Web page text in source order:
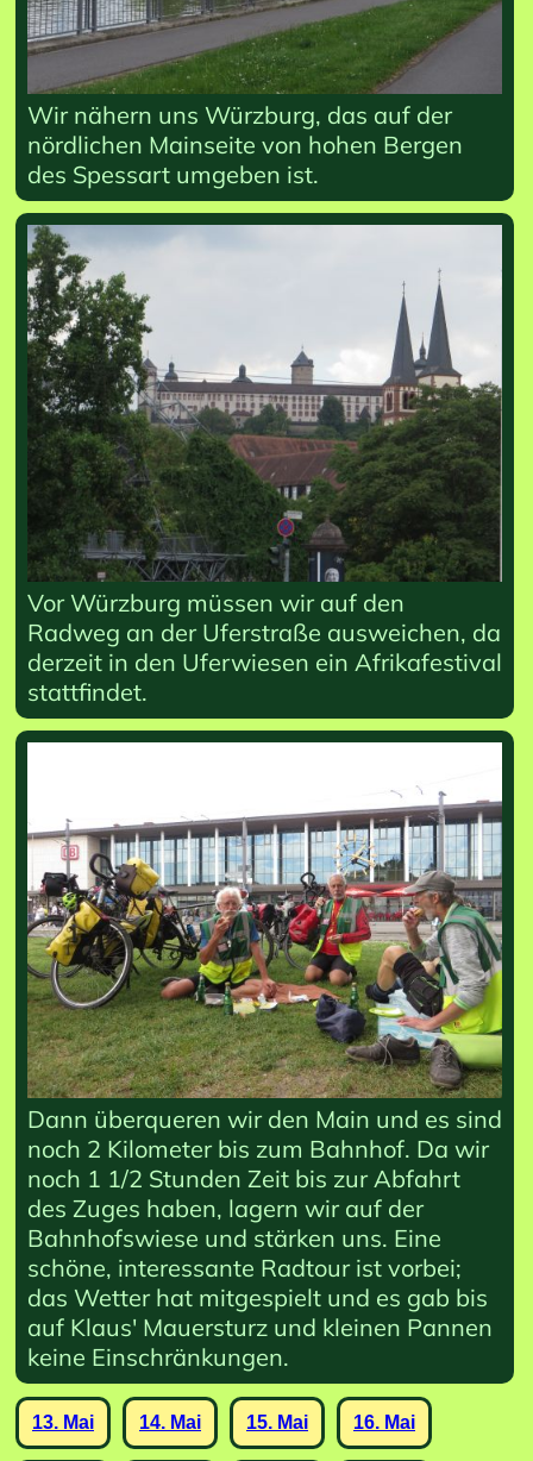
13. Mai 14. Mai 15. Mai 16. Mai
Wir nähern uns Würzburg, das auf der
nördlichen Mainseite von hohen Bergen
des Spessart umgeben ist.
Vor Würzburg müssen wir auf den
Radweg an der Uferstraße ausweichen, da
derzeit in den Uferwiesen ein Afrikafestival
stattfindet.
Dann überqueren wir den Main und es sind
noch 2 Kilometer bis zum Bahnhof. Da wir
noch 1 1/2 Stunden Zeit bis zur Abfahrt
des Zuges haben, lagern wir auf der
Bahnhofswiese und stärken uns. Eine
schöne, interessante Radtour ist vorbei;
das Wetter hat mitgespielt und es gab bis
auf Klaus' Mauersturz und kleinen Pannen
keine Einschränkungen.